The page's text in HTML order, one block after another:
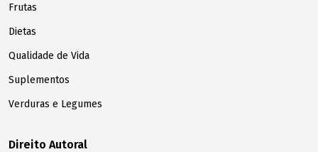
Frutas
Dietas
Qualidade de Vida
Suplementos
Verduras e Legumes
Direito Autoral